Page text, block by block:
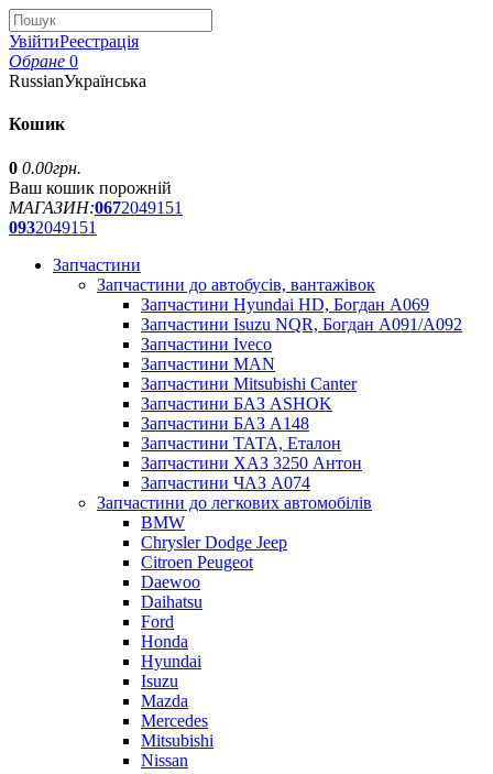
УвійтиРеестрація
Обране 0
RussianУкраїнська
Кошик
0 0.00грн.
Ваш кошик порожній
МАГАЗИН:0672049151
0932049151
Запчастини
Запчастини до автобусів, вантажівок
Запчастини Hyundai HD, Богдан А069
Запчастини Isuzu NQR, Богдан А091/А092
Запчастини Iveco
Запчастини MAN
Запчастини Mitsubishi Canter
Запчастини БАЗ ASHOK
Запчастини БАЗ А148
Запчастини ТАТА, Еталон
Запчастини ХАЗ 3250 Антон
Запчастини ЧАЗ А074
Запчастини до легкових автомобілів
BMW
Chrysler Dodge Jeep
Citroen Peugeot
Daewoo
Daihatsu
Ford
Honda
Hyundai
Isuzu
Mazda
Mercedes
Mitsubishi
Nissan